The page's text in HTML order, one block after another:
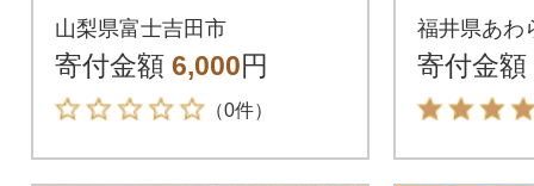
こだわりセット 計32
パック
山梨県富士吉田市
寄付金額 6,000円
（0件）
アンブ
袋(計
福井県あわ
寄付金額